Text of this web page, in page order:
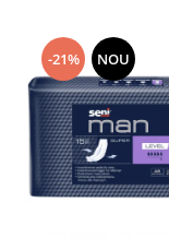
-21% NOU